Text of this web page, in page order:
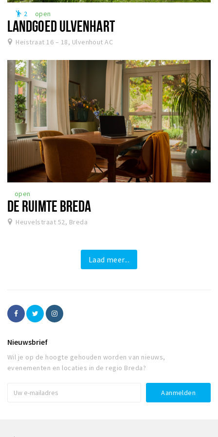
emoji_people 2 open
LANDGOED ULVENHART
Heistraat 16 – 18, Ulvenhout AC
open
DE RUIMTE BREDA
Heuvelstraat 52, Breda
Laad meer...
Nieuwsbrief
Wil je op de hoogte gehouden worden van nieuws,
evenementen en locaties in de regio Breda?